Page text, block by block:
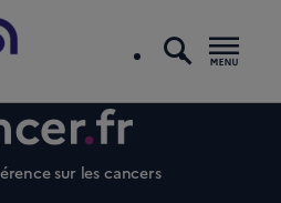
sur les cancers